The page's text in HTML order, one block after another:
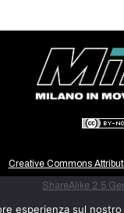
Creative Commons
ShareAlike 2.5
esperienza sul